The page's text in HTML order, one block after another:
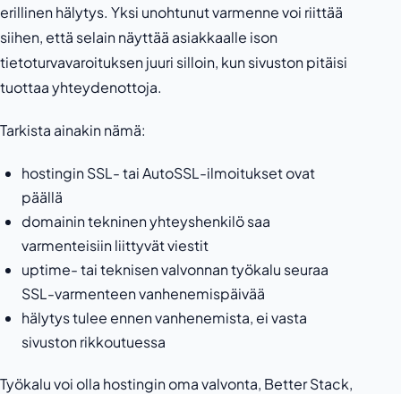
erillinen hälytys. Yksi unohtunut varmenne voi riittää
siihen, että selain näyttää asiakkaalle ison
tietoturvavaroituksen juuri silloin, kun sivuston pitäisi
tuottaa yhteydenottoja.
Tarkista ainakin nämä:
hostingin SSL- tai AutoSSL-ilmoitukset ovat
päällä
domainin tekninen yhteyshenkilö saa
varmenteisiin liittyvät viestit
uptime- tai teknisen valvonnan työkalu seuraa
SSL-varmenteen vanhenemispäivää
hälytys tulee ennen vanhenemista, ei vasta
sivuston rikkoutuessa
Työkalu voi olla hostingin oma valvonta, Better Stack,